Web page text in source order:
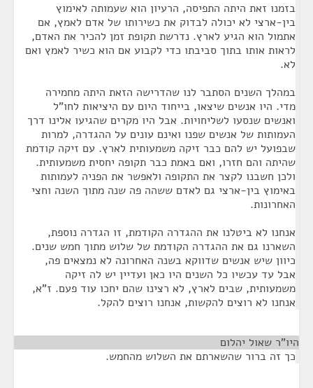
בזמנו זאת היתה התפיסה, הרעיון הוא שעמותה לאימוץ
בין-ארצי לא יכולה לבדוק את כשירותו של אדם לאמץ, אם
אתמול הוא הגיע לארץ. נדרשת תקופת זמן להכיר את האדם,
לראות אותו בתוך סביבתו כדי לקבוע אם הוא כשיר לאמץ ואם
לא.
במהלך השנים הסתבר לנו שהדרישה הזאת היתה מחמירה
מדי. היו אנשים שיצאו, בייחוד היום עם היציאות לחו"ל
ואנשים שנסעו לשליחויות. אבל היו מקרים שהגיעו אלינו דרך
העמותות של אנשים שפנו ואינם עונים על ההגדרה, למרות
שבפועל יש להם כבר זיקה משמעותית לארץ. עם זיקה קודמת
שהיתה והם חזרו, ואם באמת כבר תקופה יחסית משמעותית.
ולכן חשבנו לקצר את התקופה ולאפשר את הפניה לעמותות
באימוץ בין-ארצי גם לאדם ששהה פה שנה מתוך השנה וחצי
האחרונות.
אנחנו לא ביטלנו את ההגדרה הקודמת, זו הגדרה נוספת,
השארנו גם את ההגדרה הקודמת של שלוש מתוך חמש שנים.
כיוון שיש אנשים שדווקא בשנה האחרונה לא נמצאים פה,
אבל עד עכשיו כל השנים היו כאן ועדיין יש לה זיקה
משמעותית, שבים לארץ, לא רצינו שהם יחכו עוד פעם. ז"א,
אנחנו לא רוצים להקשות, אנחנו רוצים להקל.
היו"ר שאול יהלום
כך זה ברור שהשארתם את השלוש מהחמש.